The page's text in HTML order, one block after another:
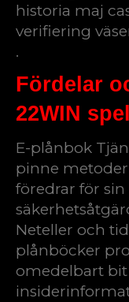
historia maj
verifiering
.
Fördelar
22WIN
E-plånbok
pinne
föredrar för
Neteller och
plånböcker
omedelbart